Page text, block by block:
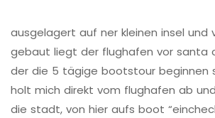
ausgelagert auf ner kleinen insel und
gebaut liegt der flughafen vor santa
der die 5 tägige bootstour beginnen
holt mich direkt vom flughafen ab
die stadt, von hier aufs boot